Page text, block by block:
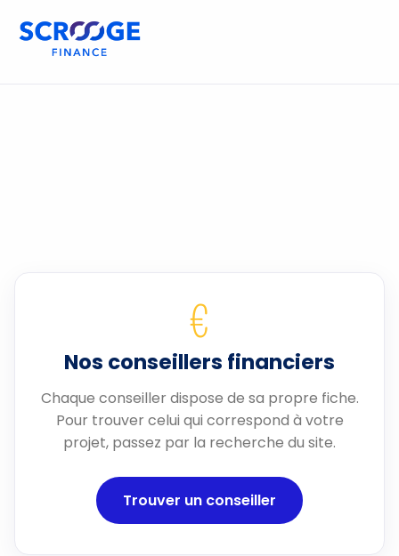
€
Nos conseillers financiers
Chaque conseiller dispose de sa propre fiche.
Pour trouver celui qui correspond à votre
projet, passez par la recherche du site.
Trouver un conseiller